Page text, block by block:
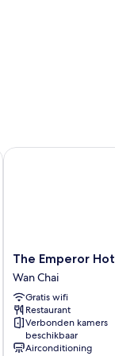
The
Emperor
Hotel
Wan
Chai
The Emperor
Wan Chai
Gratis wifi
Restaurant
Verbonden kamers
beschikbaar
Airconditioning
The Emperor Hotel